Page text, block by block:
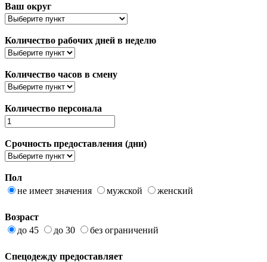
Ваш округ
Количество рабочих дней в неделю
Количество часов в смену
Количество персонала
Срочность предоставления (дни)
Пол
не имеет значения
мужской женский
Возраст
до 45
до 30 без ограничений
Спецодежду предоставляет